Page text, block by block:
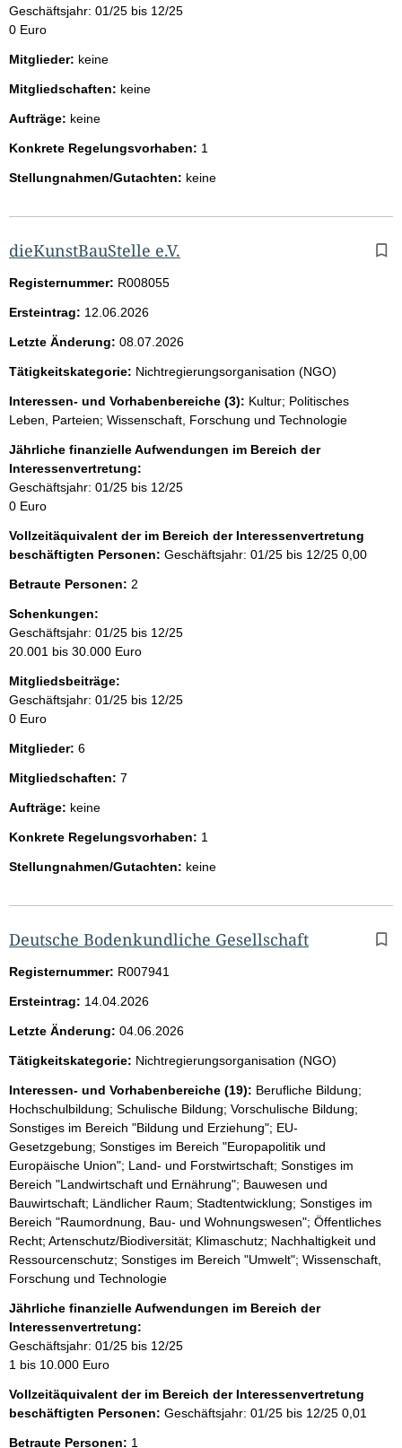
Geschäftsjahr: 01/25 bis 12/25
0 Euro
Mitglieder: keine
Mitgliedschaften: keine
Aufträge: keine
Konkrete Regelungsvorhaben: 1
Stellungnahmen/Gutachten: keine
dieKunstBauStelle e.V.
Registernummer: R008055
Ersteintrag: 12.06.2026
Letzte Änderung: 08.07.2026
Tätigkeitskategorie: Nichtregierungsorganisation (NGO)
Interessen- und Vorhabenbereiche (3): Kultur; Politisches
Leben, Parteien; Wissenschaft, Forschung und Technologie
Jährliche finanzielle Aufwendungen im Bereich der
Interessenvertretung:
Geschäftsjahr: 01/25 bis 12/25
0 Euro
Vollzeitäquivalent der im Bereich der Interessenvertretung
beschäftigten Personen: Geschäftsjahr: 01/25 bis 12/25 0,00
Betraute Personen: 2
Schenkungen:
Geschäftsjahr: 01/25 bis 12/25
20.001 bis 30.000 Euro
Mitgliedsbeiträge:
Geschäftsjahr: 01/25 bis 12/25
0 Euro
Mitglieder: 6
Mitgliedschaften: 7
Aufträge: keine
Konkrete Regelungsvorhaben: 1
Stellungnahmen/Gutachten: keine
Deutsche Bodenkundliche Gesellschaft
Registernummer: R007941
Ersteintrag: 14.04.2026
Letzte Änderung: 04.06.2026
Tätigkeitskategorie: Nichtregierungsorganisation (NGO)
Interessen- und Vorhabenbereiche (19): Berufliche Bildung;
Hochschulbildung; Schulische Bildung; Vorschulische Bildung;
Sonstiges im Bereich "Bildung und Erziehung"; EU-
Gesetzgebung; Sonstiges im Bereich "Europapolitik und
Europäische Union"; Land- und Forstwirtschaft; Sonstiges im
Bereich "Landwirtschaft und Ernährung"; Bauwesen und
Bauwirtschaft; Ländlicher Raum; Stadtentwicklung; Sonstiges im
Bereich "Raumordnung, Bau- und Wohnungswesen"; Öffentliches
Recht; Artenschutz/Biodiversität; Klimaschutz; Nachhaltigkeit und
Ressourcenschutz; Sonstiges im Bereich "Umwelt"; Wissenschaft,
Forschung und Technologie
Jährliche finanzielle Aufwendungen im Bereich der
Interessenvertretung:
Geschäftsjahr: 01/25 bis 12/25
1 bis 10.000 Euro
Vollzeitäquivalent der im Bereich der Interessenvertretung
beschäftigten Personen: Geschäftsjahr: 01/25 bis 12/25 0,01
Betraute Personen: 1